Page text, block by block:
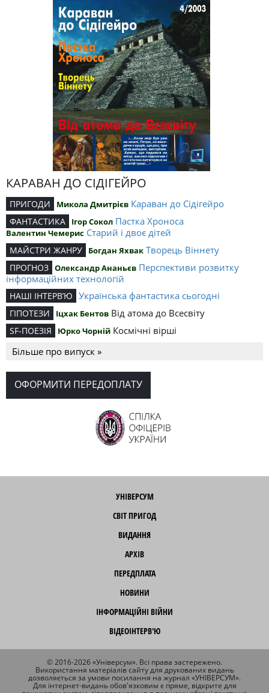
КАРАВАН ДО СІДІГЕЙРО
ПРИГОДИ Микола Дмитрієв Караван до Сідігейро
ФАНТАСТИКА Ігор Сокол Пастка Хроноса
Валентин Чемерис Старий і двоє дітей
МАЙСТРИ ЖАНРУ Богдан Яхвак Творець Віннету
ПРОГНОЗ Олександр Ананьєв Перспективи розвитку
інформаційних технологій
НАШІ ІНТЕРВ’Ю Українська фантастика сьогодні
ГІПОТЕЗИ Іцхак Бентов Від атома до Всесвіту
SF-ПОЕЗІЯ Юрко Чорній Космічні вірші
Більше про випуск »
ОФОРМИТИ ПЕРЕДОПЛАТУ
УНІВЕРСУМ
СВІТ ПРИГОД
ВИДАННЯ
АРХІВ
ПЕРЕДПЛАТА
НОВИНИ
ІНФОРМАЦІЙНІ ВІЙНИ
ВІДЕОІНТЕРВ'Ю
© 2016-2026 «Універсум». Всі права застережено.
Використання матеріалів сайту для друкованих видань
дозволяється за умови посилання на журнал «УНІВЕРСУМ».
Для інтернет-видань обов'язковим є пряме, відкрите для